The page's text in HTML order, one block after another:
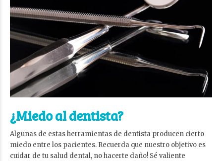
¿Miedo al dentista?
Algunas de estas herramientas de dentista producen cierto
miedo entre los pacientes. Recuerda que nuestro objetivo es
cuidar de tu salud dental, no hacerte daño! Sé valiente